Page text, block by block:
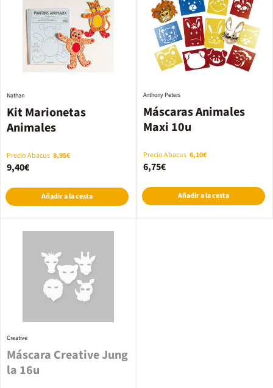
Kit Marionetas
Animales
Nathan
Precio Abacus 8,95€
9,40€
Añadir a la cesta
Máscaras Animales
Maxi 10u
Anthony Peters
Precio Abacus 6,10€
6,75€
Añadir a la cesta
Máscara Creative Jung
la 16u
Creative